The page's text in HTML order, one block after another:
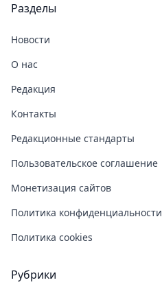
Разделы
Новости
О нас
Редакция
Контакты
Редакционные стандарты
Пользовательское соглашение
Монетизация сайтов
Политика конфиденциальности
Политика cookies
Рубрики